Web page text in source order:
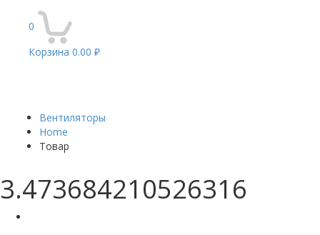
0
Корзина 0.00 ₽
Вентиляторы
Home
Товар
3.473684210526316